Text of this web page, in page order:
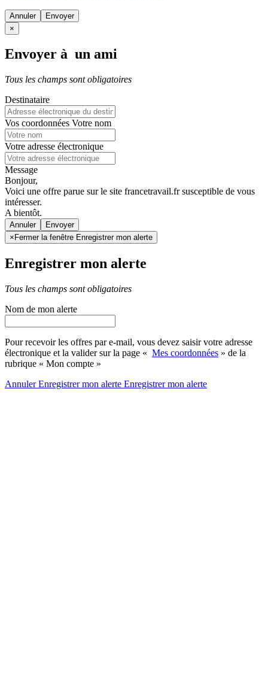
Annuler
×
Envoyer à un ami
Tous les champs sont obligatoires
Destinataire
Vos coordonnées Votre nom
Votre adresse électronique
Message
Bonjour,
Voici une offre parue sur le site francetravail.fr susceptible de vous
intéresser.
A bientôt.
Annuler
× Fermer la fenêtre Enregistrer mon alerte
Enregistrer mon alerte
Tous les champs sont obligatoires
Nom de mon alerte
Pour recevoir les offres par e-mail, vous devez saisir votre adresse
électronique et la valider sur la page « Mes coordonnées » de la
rubrique « Mon compte »
AnnulerEnregistrer mon alerte Enregistrermon alerte